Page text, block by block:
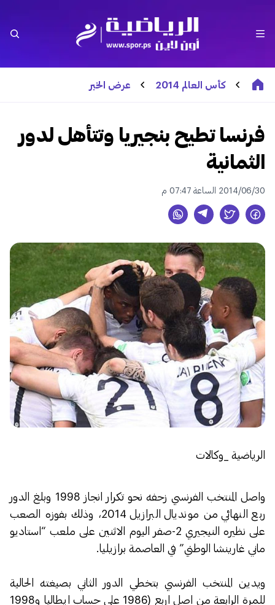
كأس العالم 2014 عرض الخبر
فرنسا تطيح بنجيريا وتتأهل لدور
الثمانية
2014/06/30 الساعة 07:47 م
الرياضية _وكالات
واصل المنتخب الفرنسي زحفه نحو تكرار انجاز 1998 وبلغ الدور
ربع النهائي من مونديال البرازيل 2014، وذلك بفوزه الصعب
على نظيره النيجيري 2-صفر اليوم الاثنين على ملعب “استاديو
ماني غارينشا الوطني” في العاصمة برازيليا.
ويدين المنتخب الفرنسي بتخطي الدور الثاني بصيغته الحالية
للمرة الرابعة من اصل اربع (1986 على حساب ايطاليا و1998